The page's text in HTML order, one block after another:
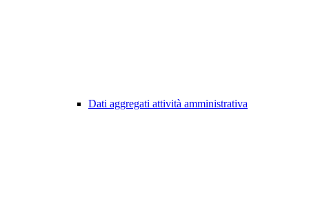
Dati aggregati attività amministrativa